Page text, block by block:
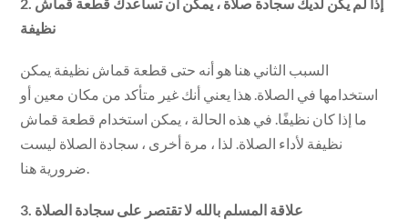
نظيفة
السبب الثاني هنا هو أنه حتى قطعة قماش نظيفة يمكن
استخدامها في الصلاة. هذا يعني أنك غير متأكد من مكان معين أو
ما إذا كان نظيفًا. في هذه الحالة ، يمكن استخدام قطعة قماش
نظيفة لأداء الصلاة. لذا ، مرة أخرى ، سجادة الصلاة ليست
ضرورية هنا.
3. علاقة المسلم بالله لا تقتصر على سجادة الصلاة